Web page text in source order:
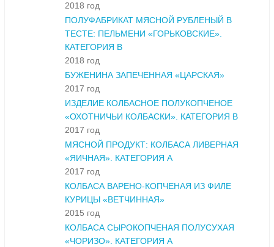
2018 год
ПОЛУФАБРИКАТ МЯСНОЙ РУБЛЕНЫЙ В
ТЕСТЕ: ПЕЛЬМЕНИ «ГОРЬКОВСКИЕ».
КАТЕГОРИЯ В
2018 год
БУЖЕНИНА ЗАПЕЧЕННАЯ «ЦАРСКАЯ»
2017 год
ИЗДЕЛИЕ КОЛБАСНОЕ ПОЛУКОПЧЕНОЕ
«ОХОТНИЧЬИ КОЛБАСКИ». КАТЕГОРИЯ В
2017 год
МЯСНОЙ ПРОДУКТ: КОЛБАСА ЛИВЕРНАЯ
«ЯИЧНАЯ». КАТЕГОРИЯ А
2017 год
КОЛБАСА ВАРЕНО-КОПЧЕНАЯ ИЗ ФИЛЕ
КУРИЦЫ «ВЕТЧИННАЯ»
2015 год
КОЛБАСА СЫРОКОПЧЕНАЯ ПОЛУСУХАЯ
«ЧОРИЗО». КАТЕГОРИЯ А